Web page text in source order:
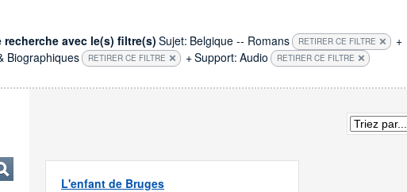
avec le(s) filtre(s) Sujet: Belgique -- Romans RETIRER CE FILTRE
+
Biographiques RETIRER CE FILTRE +Support: Audio RETIRER CE FILTRE
L'enfant de Bruges